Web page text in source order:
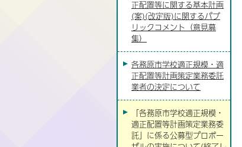
正配置等に関する基本計画
(案)(改定版)に関するパブ
リックコメント（意見募
集）
各務原市学校適正規模・適
正配置等計画策定業務委託
業者の決定について
「各務原市学校適正規模・
適正配置等計画策定業務委
託」に係る公募型プロポー